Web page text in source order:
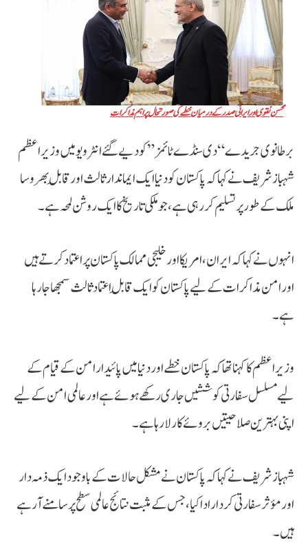
محسن نقوی اور ایرانی صدر کے درمیان خطے کی صورتحال پر اہم مذاکرات
برطانوی جریدے “دی سنڈے ٹائمز” کو دیے گئے انٹرویو میں وزیراعظم
شہباز شریف نے کہا کہ پاکستان کو دنیا ایک ایماندار ثالث اور قابلِ بھروسا
ملک کے طور پر تسلیم کر رہی ہے، جو ملکی تاریخ کا ایک روشن لمحہ ہے۔
انہوں نے کہا کہ ایران، امریکا اور خلیجی ممالک پاکستان پر اعتماد کرتے ہیں
اور امن مذاکرات کے لیے پاکستان کو ایک قابلِ اعتماد ثالث سمجھا جا رہا
ہے۔
وزیراعظم کا کہنا تھا کہ پاکستان خطے اور دنیا میں پائیدار امن کے قیام کے
لیے مسلسل سفارتی کوششیں جاری رکھے ہوئے ہے اور عالمی امن کے لیے
اپنی بہترین صلاحیتیں بروئے کار لا رہا ہے۔
شہباز شریف نے کہا کہ پاکستان نے مشکل حالات کے باوجود ایک ذمہ دار
اور مؤثر سفارتی کردار ادا کیا، جس کے مثبت نتائج عالمی سطح پر سامنے آ رہے
ہیں۔